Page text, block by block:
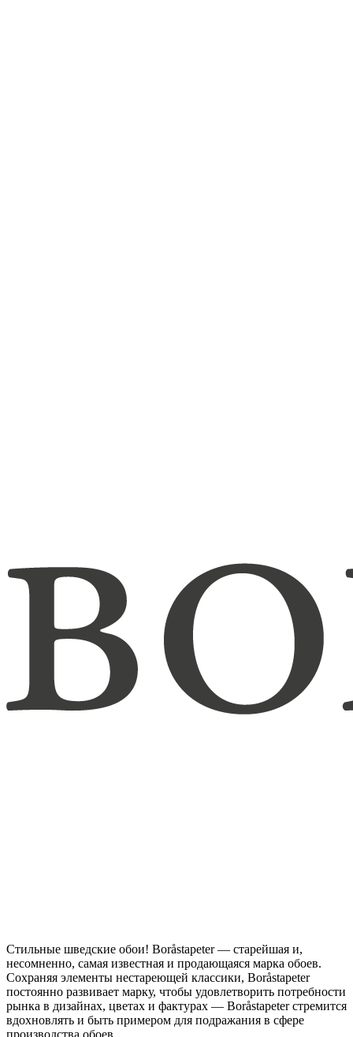
Стильные шведские обои! Boråstapeter — старейшая и,
несомненно, самая известная и продающаяся марка обоев.
Сохраняя элементы нестареющей классики, Boråstapeter
постоянно развивает марку, чтобы удовлетворить потребности
рынка в дизайнах, цветах и фактурах — Boråstapeter стремится
вдохновлять и быть примером для подражания в сфере
производства обоев.